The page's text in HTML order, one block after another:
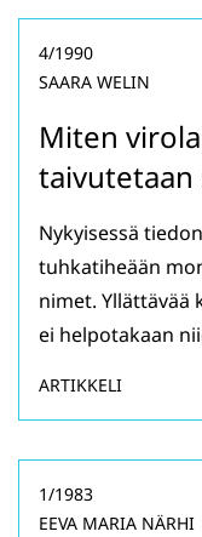
Miten
taivutetaan
4/1990
SAARA WELIN
Nykyisessä
tuhkatiheään
nimet. Yllättävää
ei helpotakaan
ARTIKKELI
1/1983
EEVA MARIA NÄRHI